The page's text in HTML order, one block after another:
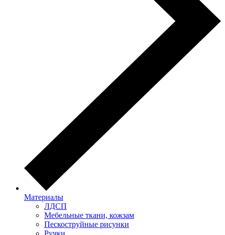
Материалы
ЛДСП
Мебельные ткани, кожзам
Пескоструйные рисунки
Ручки